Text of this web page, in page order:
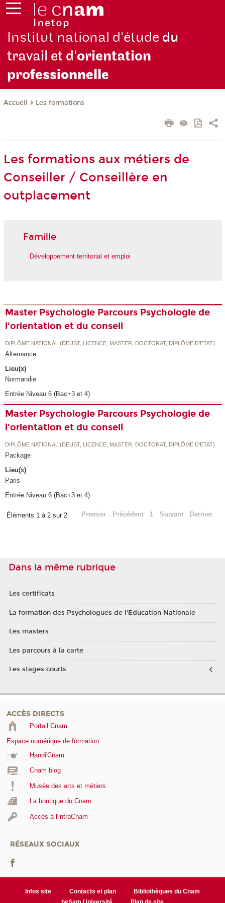
Institut national d'étude du
travail et d'orientation
professionnelle
Accueil Les formations
Les formations aux métiers de
Conseiller / Conseillère en
outplacement
Famille
Développement territorial et emploi
Master Psychologie Parcours Psychologie de
l'orientation et du conseil
DIPLÔME NATIONAL (DEUST, LICENCE, MASTER, DOCTORAT, DIPLÔME D'ETAT)
Alternance
Lieu(x)
Normandie
Entrée Niveau 6 (Bac+3 et 4)
Master Psychologie Parcours Psychologie de
l'orientation et du conseil
DIPLÔME NATIONAL (DEUST, LICENCE, MASTER, DOCTORAT, DIPLÔME D'ETAT)
Package
Lieu(x)
Paris
Entrée Niveau 6 (Bac+3 et 4)
Éléments 1 à 2 sur 2 Premier Précédent 1 Suivant Dernier
Dans la même rubrique
Les certificats
La formation des Psychologues de l'Education Nationale
Les masters
Les parcours à la carte
Les stages courts
ACCÈS DIRECTS
Portail Cnam
Espace numérique de formation
Handi'Cnam
Cnam blog
Musée des arts et métiers
La boutique du Cnam
Accès à l'intraCnam
RÉSEAUX SOCIAUX
Infos site Contacts et plan
Bibliothèques du Cnam